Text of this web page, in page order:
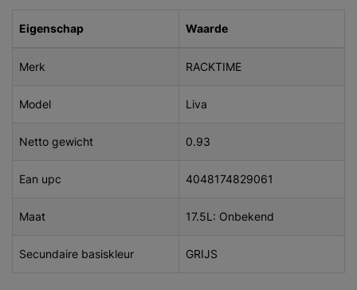
Eigenschap Waarde
Merk RACKTIME
Model Liva
Netto gewicht 0.93
Ean upc 4048174829061
Maat 17.5L: Onbekend
Secundaire basiskleur GRIJS